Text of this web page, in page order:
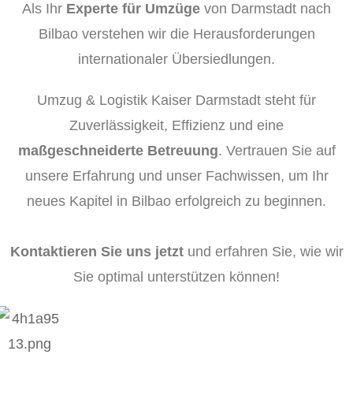
Als Ihr Experte für Umzüge von Darmstadt nach
Bilbao verstehen wir die Herausforderungen
internationaler Übersiedlungen.
Umzug & Logistik Kaiser Darmstadt steht für
Zuverlässigkeit, Effizienz und eine
maßgeschneiderte Betreuung. Vertrauen Sie auf
unsere Erfahrung und unser Fachwissen, um Ihr
neues Kapitel in Bilbao erfolgreich zu beginnen.
Kontaktieren Sie uns jetztund erfahren Sie, wie wir
Sie optimal unterstützen können!